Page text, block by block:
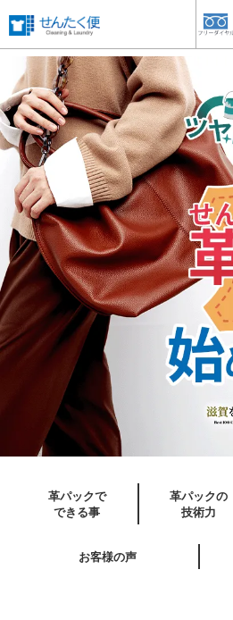
革パックで
できる事
革パックの
技術力
お客様の声